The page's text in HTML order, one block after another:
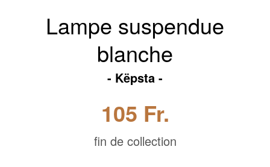
Lampe suspendue
blanche
Këpsta
105 Fr.
fin de collection